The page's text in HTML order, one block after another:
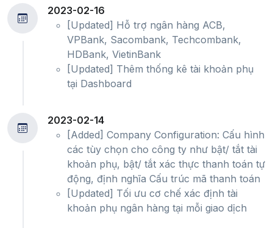
2023-02-16
[Updated] Hỗ trợ ngân hàng ACB,
VPBank, Sacombank, Techcombank,
HDBank, VietinBank
[Updated] Thêm thống kê tài khoản phụ
tại Dashboard
2023-02-14
[Added] Company Configuration: Cấu hình
các tùy chọn cho công ty như bật/ tắt tài
khoản phụ, bật/ tắt xác thực thanh toán tự
động, định nghĩa Cấu trúc mã thanh toán
[Updated] Tối ưu cơ chế xác định tài
khoản phụ ngân hàng tại mỗi giao dịch